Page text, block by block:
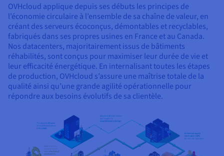
OVHcloud applique depuis ses débuts les principes de
l’économie circulaire à l’ensemble de sa chaîne de valeur, en
créant des serveurs écoconçus, démontables et recyclables,
fabriqués dans ses propres usines en France et au Canada.
Nos datacenters, majoritairement issus de bâtiments
réhabilités, sont conçus pour maximiser leur durée de vie et
leur efficacité énergétique. En internalisant toutes les étapes
de production, OVHcloud s’assure une maîtrise totale de la
qualité ainsi qu’une grande agilité opérationnelle pour
répondre aux besoins évolutifs de sa clientèle.